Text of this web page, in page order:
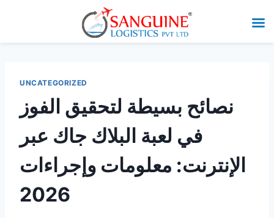
UNCATEGORIZED
نصائح بسيطة لتحقيق الفوز
في لعبة البلاك جاك عبر
الإنترنت: معلومات وإجراءات
2026